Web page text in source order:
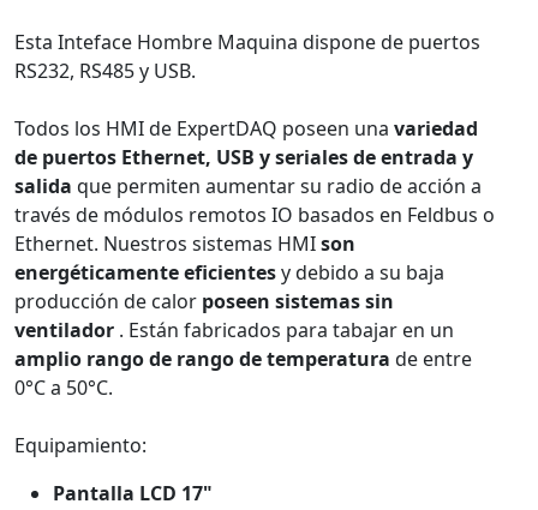
Esta Inteface Hombre Maquina dispone de puertos
RS232, RS485 y USB.
Todos los HMI de ExpertDAQ poseen una variedad
de puertos Ethernet, USB y seriales de entrada y
salida que permiten aumentar su radio de acción a
través de módulos remotos IO basados en Feldbus o
Ethernet. Nuestros sistemas HMIson
energéticamente eficientesy debido a su baja
producción de calor poseen sistemas sin
ventilador . Están fabricados para tabajar en un
amplio rango de rango de temperatura de entre
0°C a 50°C.
Equipamiento:
Pantalla LCD 17"